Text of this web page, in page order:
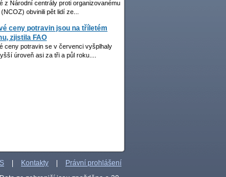
z Národní centrály proti organizovanému
obvinili pět lidí ze...
ceny potravin jsou na tříletém
zjistila FAO
ceny potravin se v červenci vyšplhaly
úroveň asi za tři a půl roku....
Kontakty Právní prohlášení